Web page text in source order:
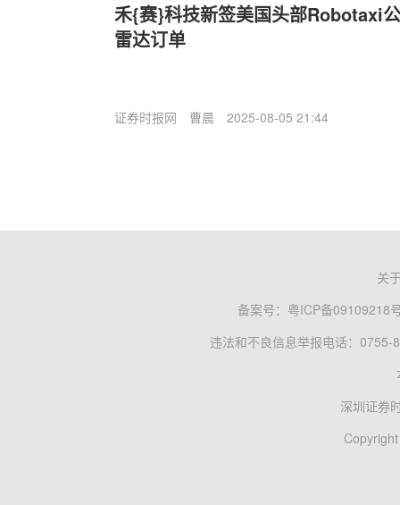
禾{赛}科技新签美国头部Robotaxi
雷达订单
证券时报网 曹晨 2025-08-05 21:44
关
备案号： 粤ICP备09109218
违法和不良信息举报电话：0755-
深圳证券